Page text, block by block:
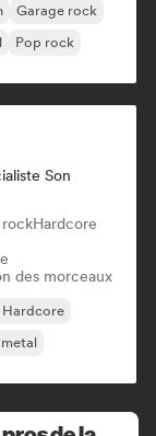
Garage rock
Pop rock
Son
rockHardcore
des morceaux
Hardcore